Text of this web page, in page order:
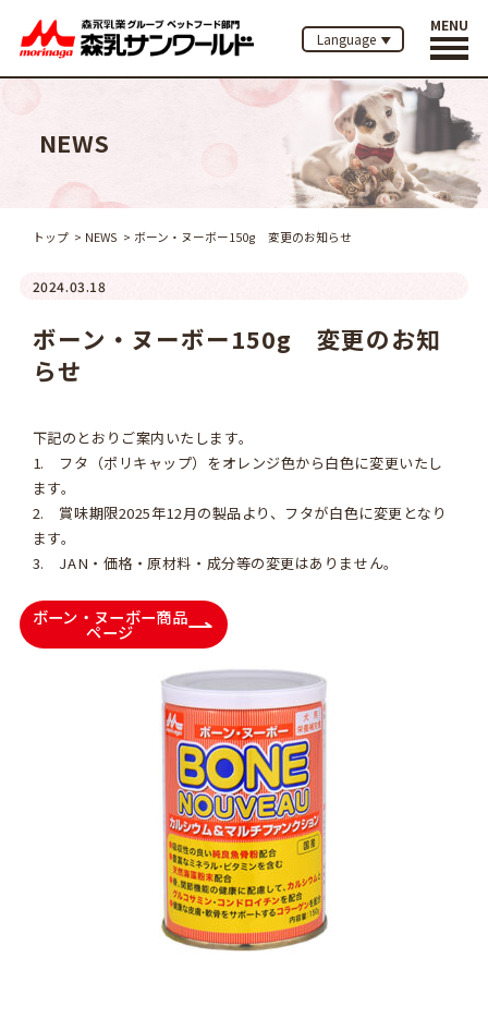
Language
MENU
NEWS
トップ NEWS ボーン・ヌーボー150g 変更のお知らせ
2024.03.18
ボーン・ヌーボー150g 変更のお知
らせ
下記のとおりご案内いたします。
1. フタ（ポリキャップ）をオレンジ色から白色に変更いたし
ます。
2. 賞味期限2025年12月の製品より、フタが白色に変更となり
ます。
3. JAN・価格・原材料・成分等の変更はありません。
ボーン・ヌーボー商品
ページ